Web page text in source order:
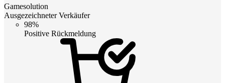
Gamesolution
Ausgezeichneter Verkäufer
98%
Positive Rückmeldung